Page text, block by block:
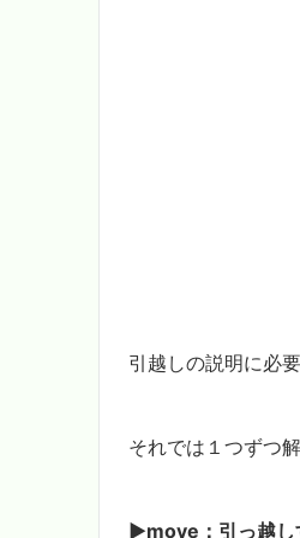
引越しの説明に必
それでは１つずつ
▶︎move：引っ越し